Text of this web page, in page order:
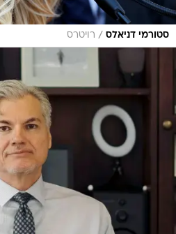
סטורמי דניאלס / רויטרס